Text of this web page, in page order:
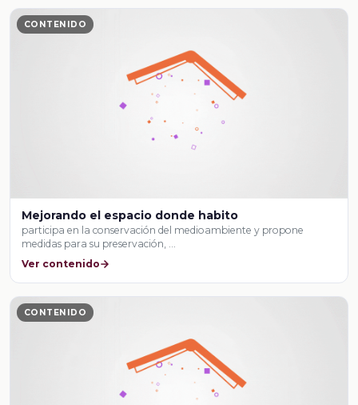
CONTENIDO
Mejorando el espacio donde habito
participa en la conservación del medioambiente y propone
medidas para su preservación, …
Ver contenido
CONTENIDO